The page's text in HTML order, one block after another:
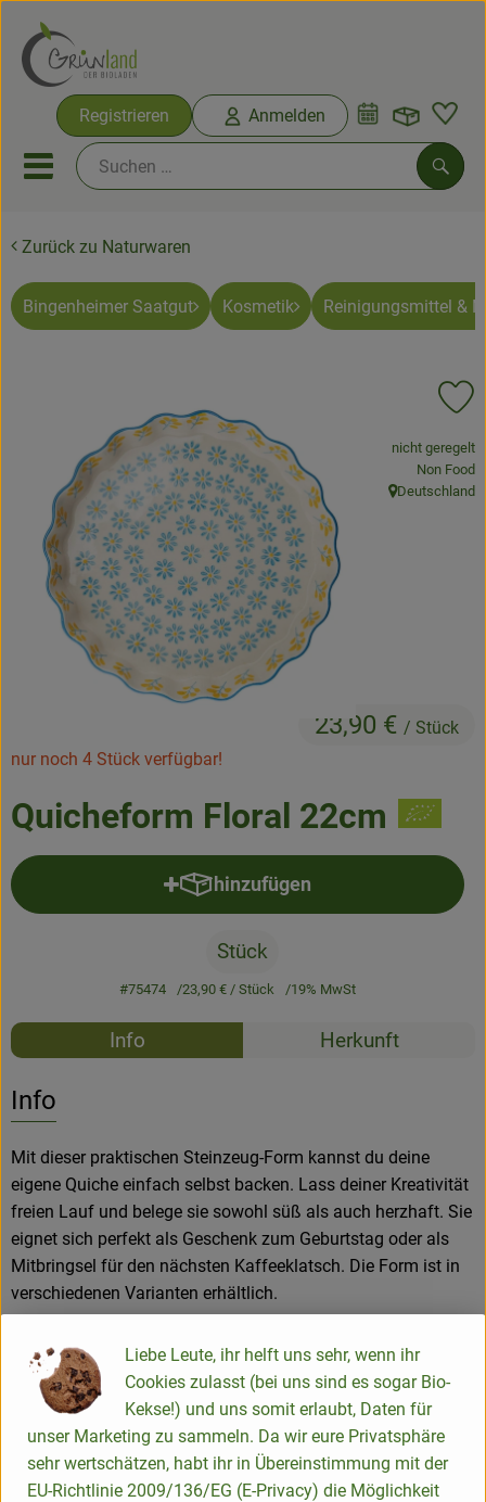
Registrieren Anmelden
Mobiles Menu öffnen oder
Ökokisten
Bio-Kochkisten
Obst & Gemüse
Frisches
Angebote & Neues
Naturwaren
Vorratskammer
So geht’s
Service
Zurück zu Naturwaren
Bingenheimer Saatgut Kosmetik Reinigungsmittel &
Quicheform Floral 22cm
23,90 € / Stück
nur noch 4 Stück verfügbar!
, Verband:
nicht geregelt
,Non Food
, Herkunft:
Deutschland
hinzufügen
Produkt zum Warenkorb
Stück
#75474 23,90 € / Stück 19% MwSt
Rezepte
Info Herkunft
Info
Mit dieser praktischen Steinzeug-Form kannst du deine
eigene Quiche einfach selbst backen. Lass deiner Kreativität
freien Lauf und belege sie sowohl süß als auch herzhaft. Sie
eignet sich perfekt als Geschenk zum Geburtstag oder als
Mitbringsel für den nächsten Kaffeeklatsch. Die Form ist in
verschiedenen Varianten erhältlich.
Unsere Formen sind nicht nur sehr praktisch, sondern auch
äußerst robust und langlebig. Sie lassen sich problemlos in
der Spülmaschine reinigen und sind auch für den Einsatz in
der Mikrowelle und im Backofen geeignet. So kannst du
deine Quiches ganz einfach zubereiten und anschließend
Liebe Leute, ihr helft uns sehr, wenn ihr
Cookies zulasst (bei uns sind es sogar Bio-
Kekse!) und uns somit erlaubt, Daten für
unser Marketing zu sammeln. Da wir eure Privatsphäre
sehr wertschätzen, habt ihr in Übereinstimmung mit der
EU-Richtlinie 2009/136/EG (E-Privacy) die Möglichkeit